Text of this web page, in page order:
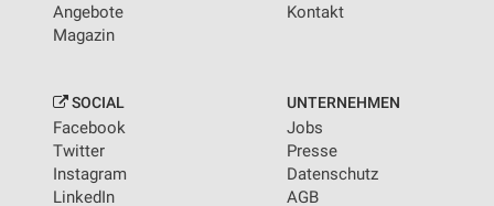
Angebote
Magazin
Kontakt
SOCIAL
Facebook
Twitter
Instagram
LinkedIn
UNTERNEHMEN
Jobs
Presse
Datenschutz
AGB